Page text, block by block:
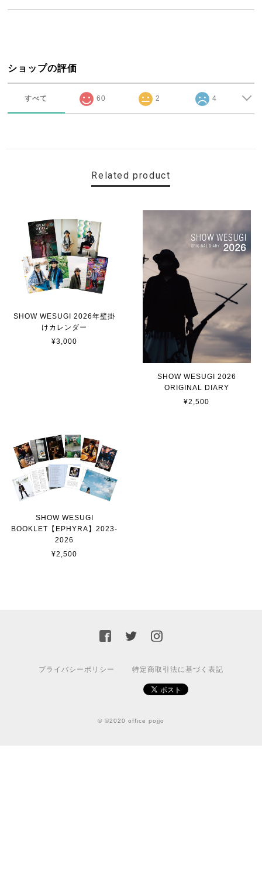
ショップの評価
すべて 60 2 4
Related product
SHOW WESUGI 2026年壁掛
けカレンダー
¥3,000
SHOW WESUGI 2026
ORIGINAL DIARY
¥2,500
SHOW WESUGI
BOOKLET【EPHYRA】2023-
2026
¥2,500
プライバシーポリシー 特定商取引法に基づく表記
© ©2020 office pojjo